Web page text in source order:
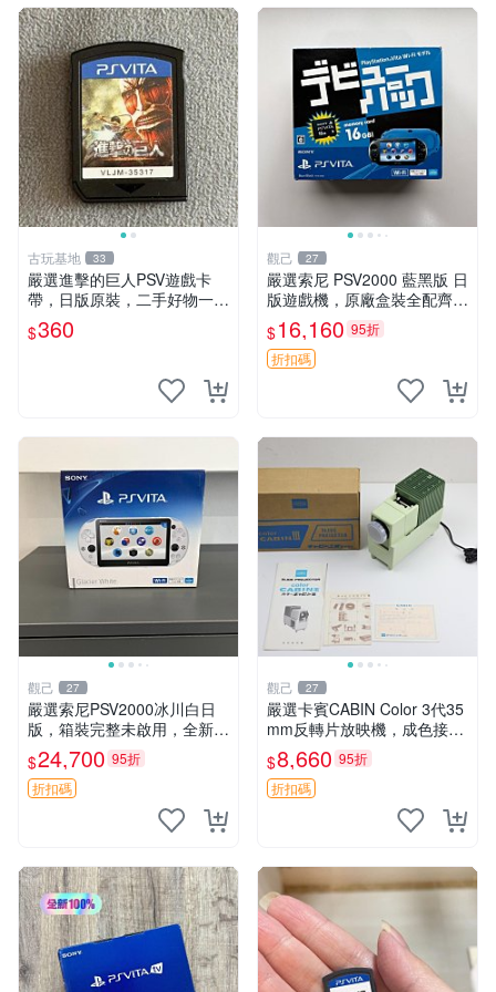
古玩基地 33
嚴選進擊的巨人PSV遊戲卡
帶，日版原裝，二手好物一口
價，支持批量優惠 進擊的巨
人 PSV 日版 卡帶 游戲機配件
$360
觀己 27
嚴選索尼 PSV2000 藍黑版 日
版遊戲機，原廠盒裝全配齊，
近乎全新狀態，中古精品值得
收藏 PSV2000 日版 游戲機
紅包裝
$16,160 95折
折扣碼
觀己 27
嚴選索尼PSV2000冰川白日
版，箱裝完整未啟用，全新如
初體驗電子新品推薦遊戲掌機
嚴選收藏 psv2000 日版 新三
色冰川 白 新品 掌上遊戲機
$24,700 95折
折扣碼
觀己 27
嚴選卡賓CABIN Color 3代35
mm反轉片放映機，成色接近
全新，隨附原裝說明書與包裝
盒，支持110V電源 反轉片放
映機 CABIN Color
$8,660 95折
折扣碼